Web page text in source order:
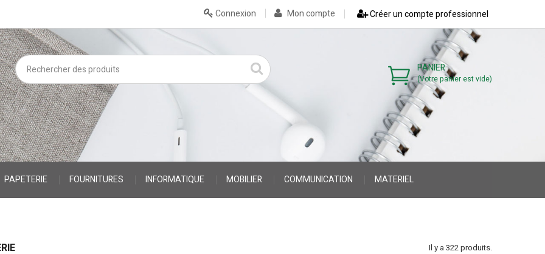
Créer un compte professionnel
Mon compte
Connexion
PANIER
(Votre panier est vide)
PAPETERIE FOURNITURES INFORMATIQUE MOBILIER COMMUNICATION MATERIEL
Il y a 322 produits.